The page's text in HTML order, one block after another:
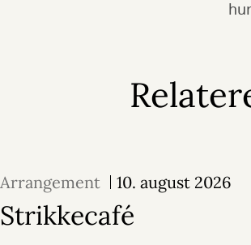
Arrangement 10. august 2026
Strikkecafé